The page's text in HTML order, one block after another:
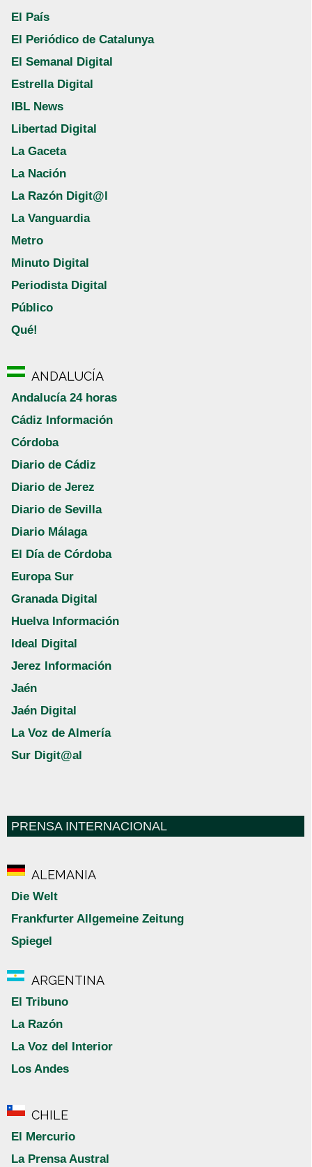
El País
El Periódico de Catalunya
El Semanal Digital
Estrella Digital
IBL News
Libertad Digital
La Gaceta
La Nación
La Razón Digit@l
La Vanguardia
Metro
Minuto Digital
Periodista Digital
Público
Qué!
ANDALUCÍA
Andalucía 24 horas
Cádiz Información
Córdoba
Diario de Cádiz
Diario de Jerez
Diario de Sevilla
Diario Málaga
El Día de Córdoba
Europa Sur
Granada Digital
Huelva Información
Ideal Digital
Jerez Información
Jaén
Jaén Digital
La Voz de Almería
Sur Digit@al
PRENSA INTERNACIONAL
ALEMANIA
Die Welt
Frankfurter Allgemeine Zeitung
Spiegel
ARGENTINA
El Tribuno
La Razón
La Voz del Interior
Los Andes
CHILE
El Mercurio
La Prensa Austral